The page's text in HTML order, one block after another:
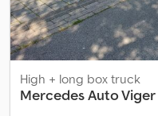
High + long box truck
Mercedes Auto Viger